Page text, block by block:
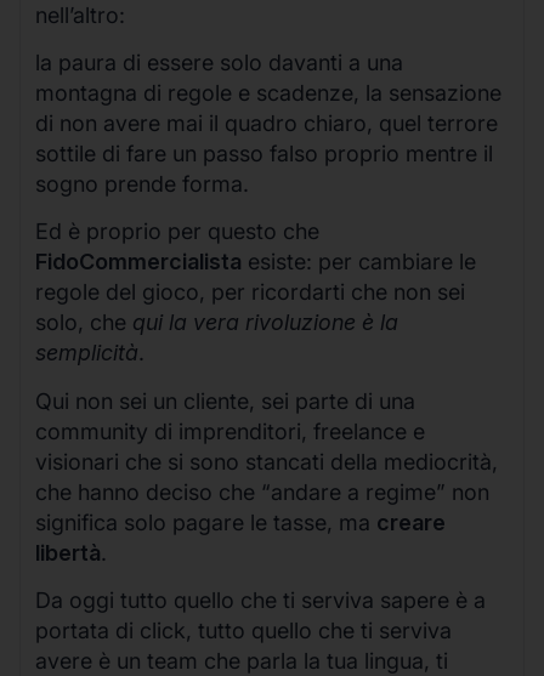
nell’altro:
la paura di essere solo davanti a una
montagna di regole e scadenze, la sensazione
di non avere mai il quadro chiaro, quel terrore
sottile di fare un passo falso proprio mentre il
sogno prende forma.
Ed è proprio per questo che
FidoCommercialista esiste: per cambiare le
regole del gioco, per ricordarti che non sei
solo, che qui la vera rivoluzione è la
semplicità.
Qui non sei un cliente, sei parte di una
community di imprenditori, freelance e
visionari che si sono stancati della mediocrità,
che hanno deciso che “andare a regime” non
significa solo pagare le tasse, ma creare
libertà.
Da oggi tutto quello che ti serviva sapere è a
portata di click, tutto quello che ti serviva
avere è un team che parla la tua lingua, ti